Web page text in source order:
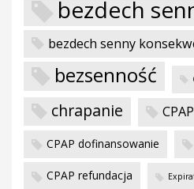
bezdech
bezdech senny
bezsenność
chrapanie CPAP
CPAP dofinansowanie
CPAP refundacja